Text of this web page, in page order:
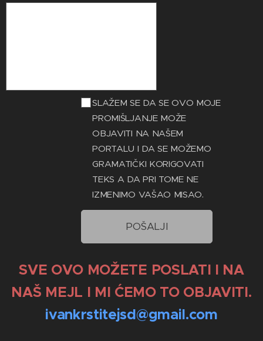
SLAŽEM SE DA SE OVO MOJE
PROMIŠLJANJE MOŽE
OBJAVITI NA NAŠEM
PORTALU I DA SE MOŽEMO
GRAMATIČKI KORIGOVATI
TEKS A DA PRI TOME NE
IZMENIMO VAŠAO MISAO.
POŠALJI
SVE OVO MOŽETE POSLATI I NA
NAŠ MEJL I MI ĆEMO TO OBJAVITI.
ivankrstitejsd@gmail.com